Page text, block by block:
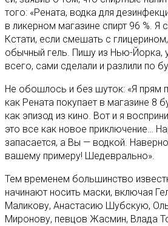
того: «Рената, водка для
в ликерном магазине спирт 96 %. Я
Кстати, если смешать с
обычный гель. Пишу из Нью-Йорка,
всего, сами сделали и разлили по
Не обошлось и без шуток: «Я прям
как Рената покупает в магазине 8
как эпизод из кино. Вот и я
это все как новое приключение…
запасается, а Вы — водкой.
вашему примеру! Шедеврально».
Тем временем большинство
начинают носить маски, включая
Маликову, Анастасию Шубскую,
Миронову, певцов Жасмин, Влада